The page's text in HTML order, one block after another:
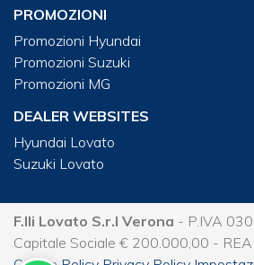
PROMOZIONI
Promozioni Hyundai
Promozioni Suzuki
Promozioni MG
DEALER WEBSITES
Hyundai Lovato
Suzuki Lovato
F.lli Lovato S.r.l Verona - P.IVA
Capitale Sociale € 200.000,00 -